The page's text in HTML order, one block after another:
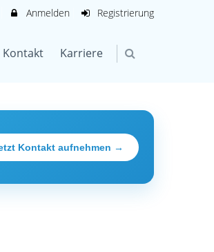
Anmelden Registrierung
Kontakt Karriere
Kontakt aufnehmen →